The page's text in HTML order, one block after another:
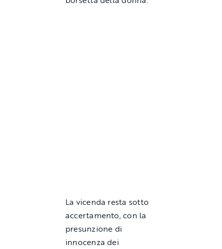
La vicenda resta sotto
accertamento, con la
presunzione di
innocenza dei